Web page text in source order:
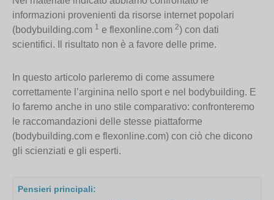
informazioni provenienti da risorse internet popolari
(bodybuilding.com 1 e flexonline.com 2) con dati
scientifici. Il risultato non è a favore delle prime.
In questo articolo parleremo di come assumere
correttamente l’arginina nello sport e nel bodybuilding. E
lo faremo anche in uno stile comparativo: confronteremo
le raccomandazioni delle stesse piattaforme
(bodybuilding.com e flexonline.com) con ciò che dicono
gli scienziati e gli esperti.
Pensieri principali: